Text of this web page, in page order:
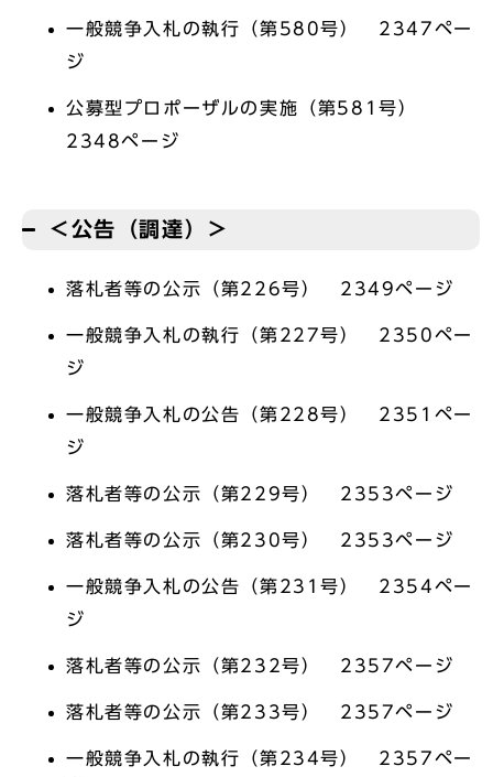
一般競争入札の執行（第580号） 2347ペー
ジ
公募型プロポーザルの実施（第581号）
2348ページ
＜公告（調達）＞
落札者等の公示（第226号） 2349ページ
一般競争入札の執行（第227号） 2350ペー
ジ
一般競争入札の公告（第228号） 2351ペー
ジ
落札者等の公示（第229号） 2353ページ
落札者等の公示（第230号） 2353ページ
一般競争入札の公告（第231号） 2354ペー
ジ
落札者等の公示（第232号） 2357ページ
落札者等の公示（第233号） 2357ページ
一般競争入札の執行（第234号） 2357ペー